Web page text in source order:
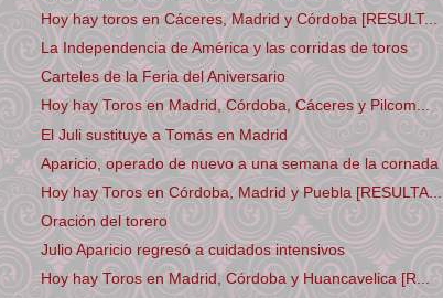
Hoy hay toros en Cáceres, Madrid y Córdoba [RESULT...
La Independencia de América y las corridas de toros
Carteles de la Feria del Aniversario
Hoy hay Toros en Madrid, Córdoba, Cáceres y Pilcom...
El Juli sustituye a Tomás en Madrid
Aparicio, operado de nuevo a una semana de la cornada
Hoy hay Toros en Córdoba, Madrid y Puebla [RESULTA...
Oración del torero
Julio Aparicio regresó a cuidados intensivos
Hoy hay Toros en Madrid, Córdoba y Huancavelica [R...